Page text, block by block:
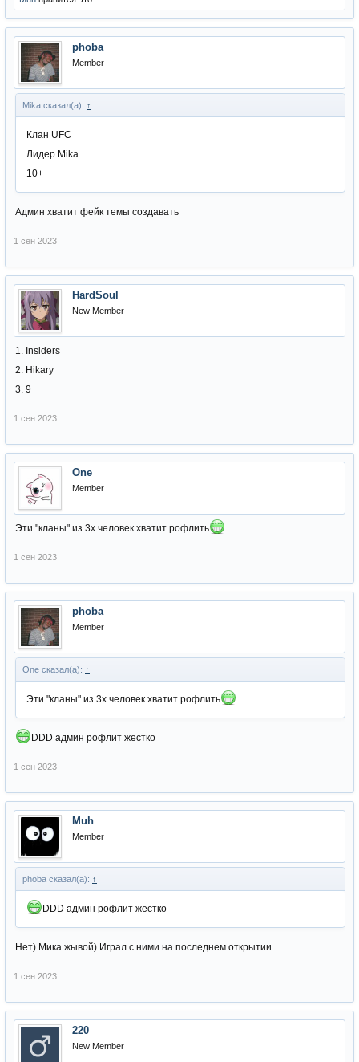
phoba
Member
Mika сказал(а): ↑
Клан UFC
Лидер Mika
10+
Админ хватит фейк темы создавать
1 сен 2023
HardSoul
New Member
1. Insiders
2. Hikary
3. 9
1 сен 2023
One
Member
Эти "кланы" из 3х человек хватит рофлить
1 сен 2023
phoba
Member
One сказал(а): ↑
Эти "кланы" из 3х человек хватит рофлить
DDD админ рофлит жестко
1 сен 2023
Muh
Member
phoba сказал(а): ↑
DDD админ рофлит жестко
Нет) Мика жывой) Играл с ними на последнем открытии.
1 сен 2023
220
New Member